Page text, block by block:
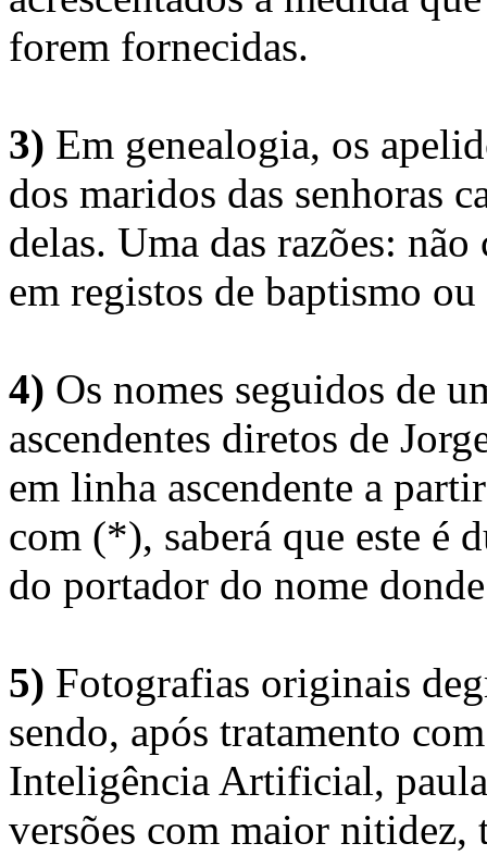
forem fornecidas.
3) Em genealogia, os
dos maridos das senhoras
delas. Uma das razões:
em registos de baptismo
4) Os nomes seguidos de
ascendentes diretos de
em linha ascendente a
com (*), saberá que este é
do portador do nome
5) Fotografias originais
sendo, após tratamento
Inteligência Artificial,
versões com maior nitidez,